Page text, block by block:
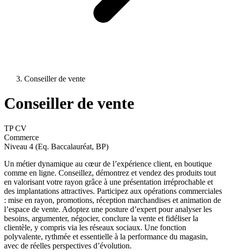
Conseiller de vente
Conseiller de vente
TP CV
Commerce
Niveau 4 (Eq. Baccalauréat, BP)
Un métier dynamique au cœur de l’expérience client, en boutique
comme en ligne. Conseillez, démontrez et vendez des produits tout
en valorisant votre rayon grâce à une présentation irréprochable et
des implantations attractives. Participez aux opérations commerciales
: mise en rayon, promotions, réception marchandises et animation de
l’espace de vente. Adoptez une posture d’expert pour analyser les
besoins, argumenter, négocier, conclure la vente et fidéliser la
clientèle, y compris via les réseaux sociaux. Une fonction
polyvalente, rythmée et essentielle à la performance du magasin,
avec de réelles perspectives d’évolution.